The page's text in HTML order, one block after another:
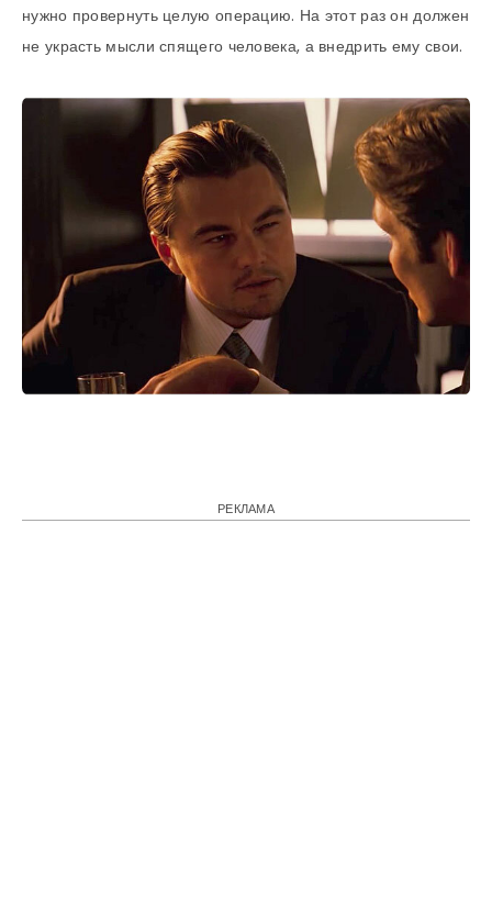
нужно провернуть целую операцию. На этот раз он должен
не украсть мысли спящего человека, а внедрить ему свои.
РЕКЛАМА